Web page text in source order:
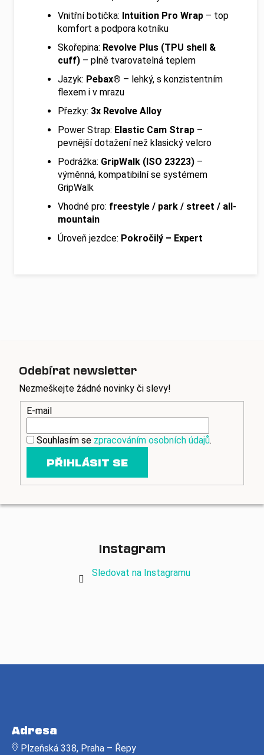
Vnitřní botička: Intuition Pro Wrap – top
komfort a podpora kotníku
Skořepina: Revolve Plus (TPU shell &
cuff) – plně tvarovatelná teplem
Jazyk: Pebax® – lehký, s konzistentním
flexem i v mrazu
Přezky: 3x Revolve Alloy
Power Strap: Elastic Cam Strap –
pevnější dotažení než klasický velcro
Podrážka: GripWalk (ISO 23223) –
výměnná, kompatibilní se systémem
GripWalk
Vhodné pro: freestyle / park / street / all-
mountain
Úroveň jezdce: Pokročilý – Expert
Odebírat newsletter
Nezmeškejte žádné novinky či slevy!
E-mail
Souhlasím se zpracováním osobních údajů.
PŘIHLÁSIT SE
Instagram
Sledovat na Instagramu
Adresa
Plzeňská 338, Praha – Řepy